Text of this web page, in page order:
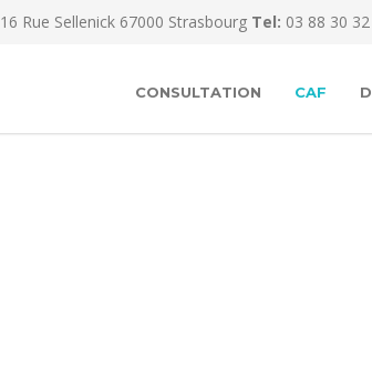
16 Rue Sellenick 67000 Strasbourg Tel: 03 88 30
CONSULTATION CAF